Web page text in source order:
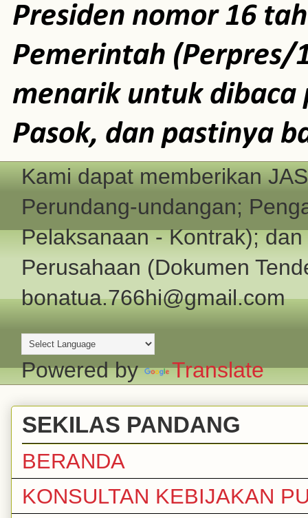
Presiden nomor 16
Pemerintah (Perpres/
menarik untuk dibaca
Pasok, dan pastinya
Kami dapat memberikan
Perundang-undangan;
Pelaksanaan - Kontrak);
Perusahaan (Dokumen
bonatua.766hi@gmail.com
Powered by Translate
SEKILAS PANDANG
BERANDA
KONSULTAN KEBIJAKAN